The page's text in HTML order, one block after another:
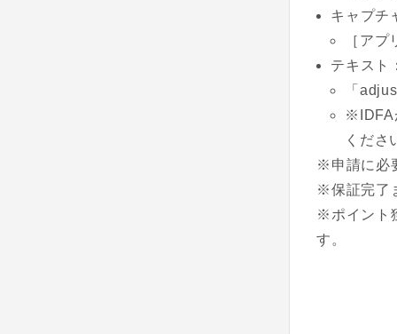
キャプチ
［ア
テキスト
「
※IDFA
くださ
※申請に必
※保証完了
※ポイント
す。